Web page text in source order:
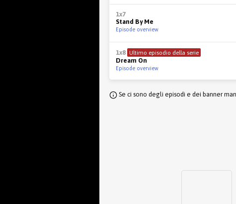
1x7
Stand By Me
Episode overview
1x8 Ultimo episodio della serie
Dream On
Episode overview
Se ci sono degli episodi e dei banner